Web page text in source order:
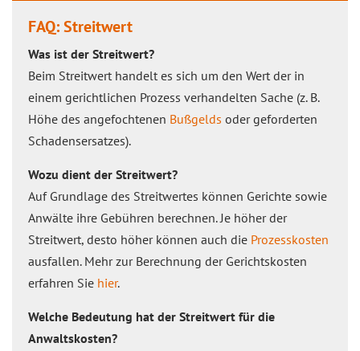
FAQ: Streitwert
Was ist der Streitwert?
Beim Streitwert handelt es sich um den Wert der in
einem gerichtlichen Prozess verhandelten Sache (z. B.
Höhe des angefochtenen Bußgelds oder geforderten
Schadensersatzes).
Wozu dient der Streitwert?
Auf Grundlage des Streitwertes können Gerichte sowie
Anwälte ihre Gebühren berechnen. Je höher der
Streitwert, desto höher können auch die Prozesskosten
ausfallen. Mehr zur Berechnung der Gerichtskosten
erfahren Sie hier.
Welche Bedeutung hat der Streitwert für die
Anwaltskosten?